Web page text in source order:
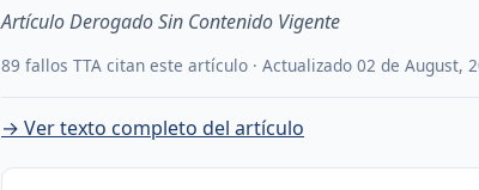
Artículo Derogado Sin Contenido Vigente
89 fallos TTA citan este artículo · Actualizado 02 de August,
→ Ver texto completo del artículo